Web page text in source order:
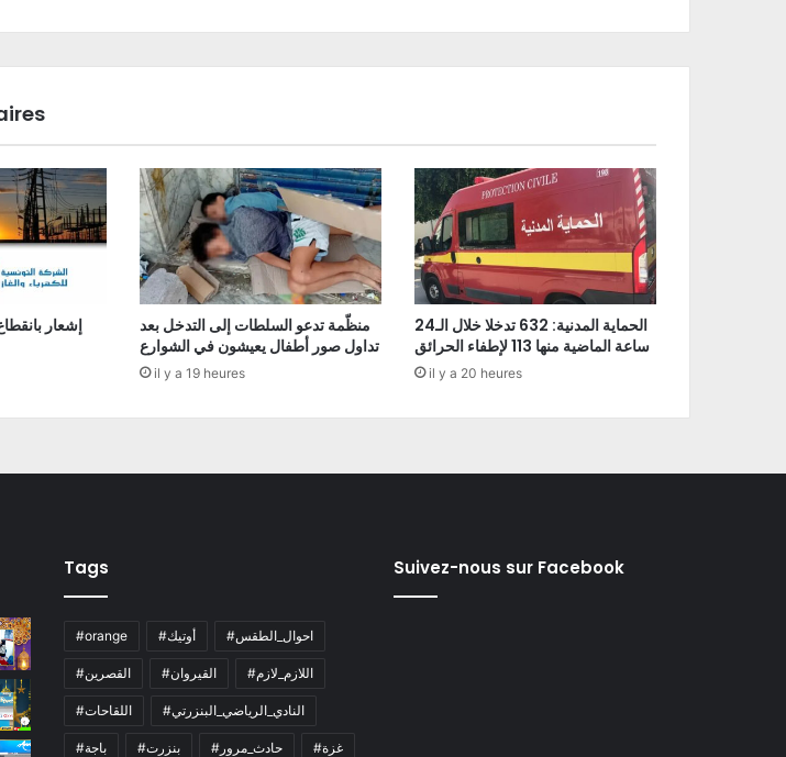
إشعار
منظّمة تدعو السلطات إلى التدخل بعد
تداول صور أطفال يعيشون في الشوارع
il y a 19 heures
الحماية المدنية: 632 تدخلا خلال الـ24
ساعة الماضية منها 113 لإطفاء الحرائق
il y a 20 heures
Tags
#orange #أوتيك #احوال_الطقس
#القصرين #القيروان #اللازم_لازم
#اللقاحات #النادي_الرياضي_البنزرتي
#باجة #بنزرت #حادث_مرور #غزة
Suivez-nous sur Facebook